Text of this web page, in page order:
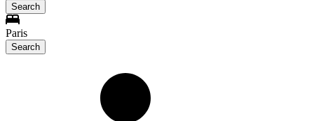
Search
Paris
Search